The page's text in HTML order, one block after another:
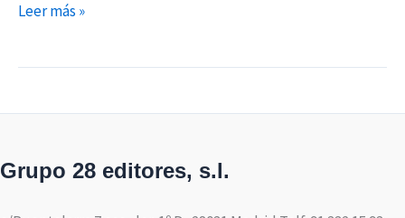
Leer más »
Grupo 28 editores, s.l.